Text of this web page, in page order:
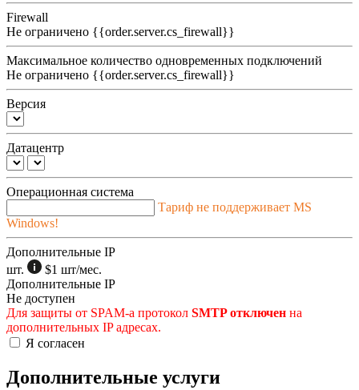
Firewall
Не ограничено {{order.server.cs_firewall}}
Максимальное количество одновременных подключений
Не ограничено {{order.server.cs_firewall}}
Версия
Датацентр
Операционная система
Тариф не поддерживает MS
Windows!
Дополнительные IP
шт.
$1 шт/мес.
Дополнительные IP
Не доступен
Для защиты от SPAM-а протокол SMTP отключен на
дополнительных IP адресах.
Я согласен
Дополнительные услуги